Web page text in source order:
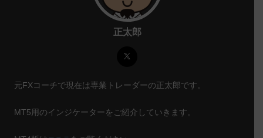
正太郎
元FXコーチで現在は専業トレーダーの正太郎です。
MT5用のインジケーターをご紹介していきます。